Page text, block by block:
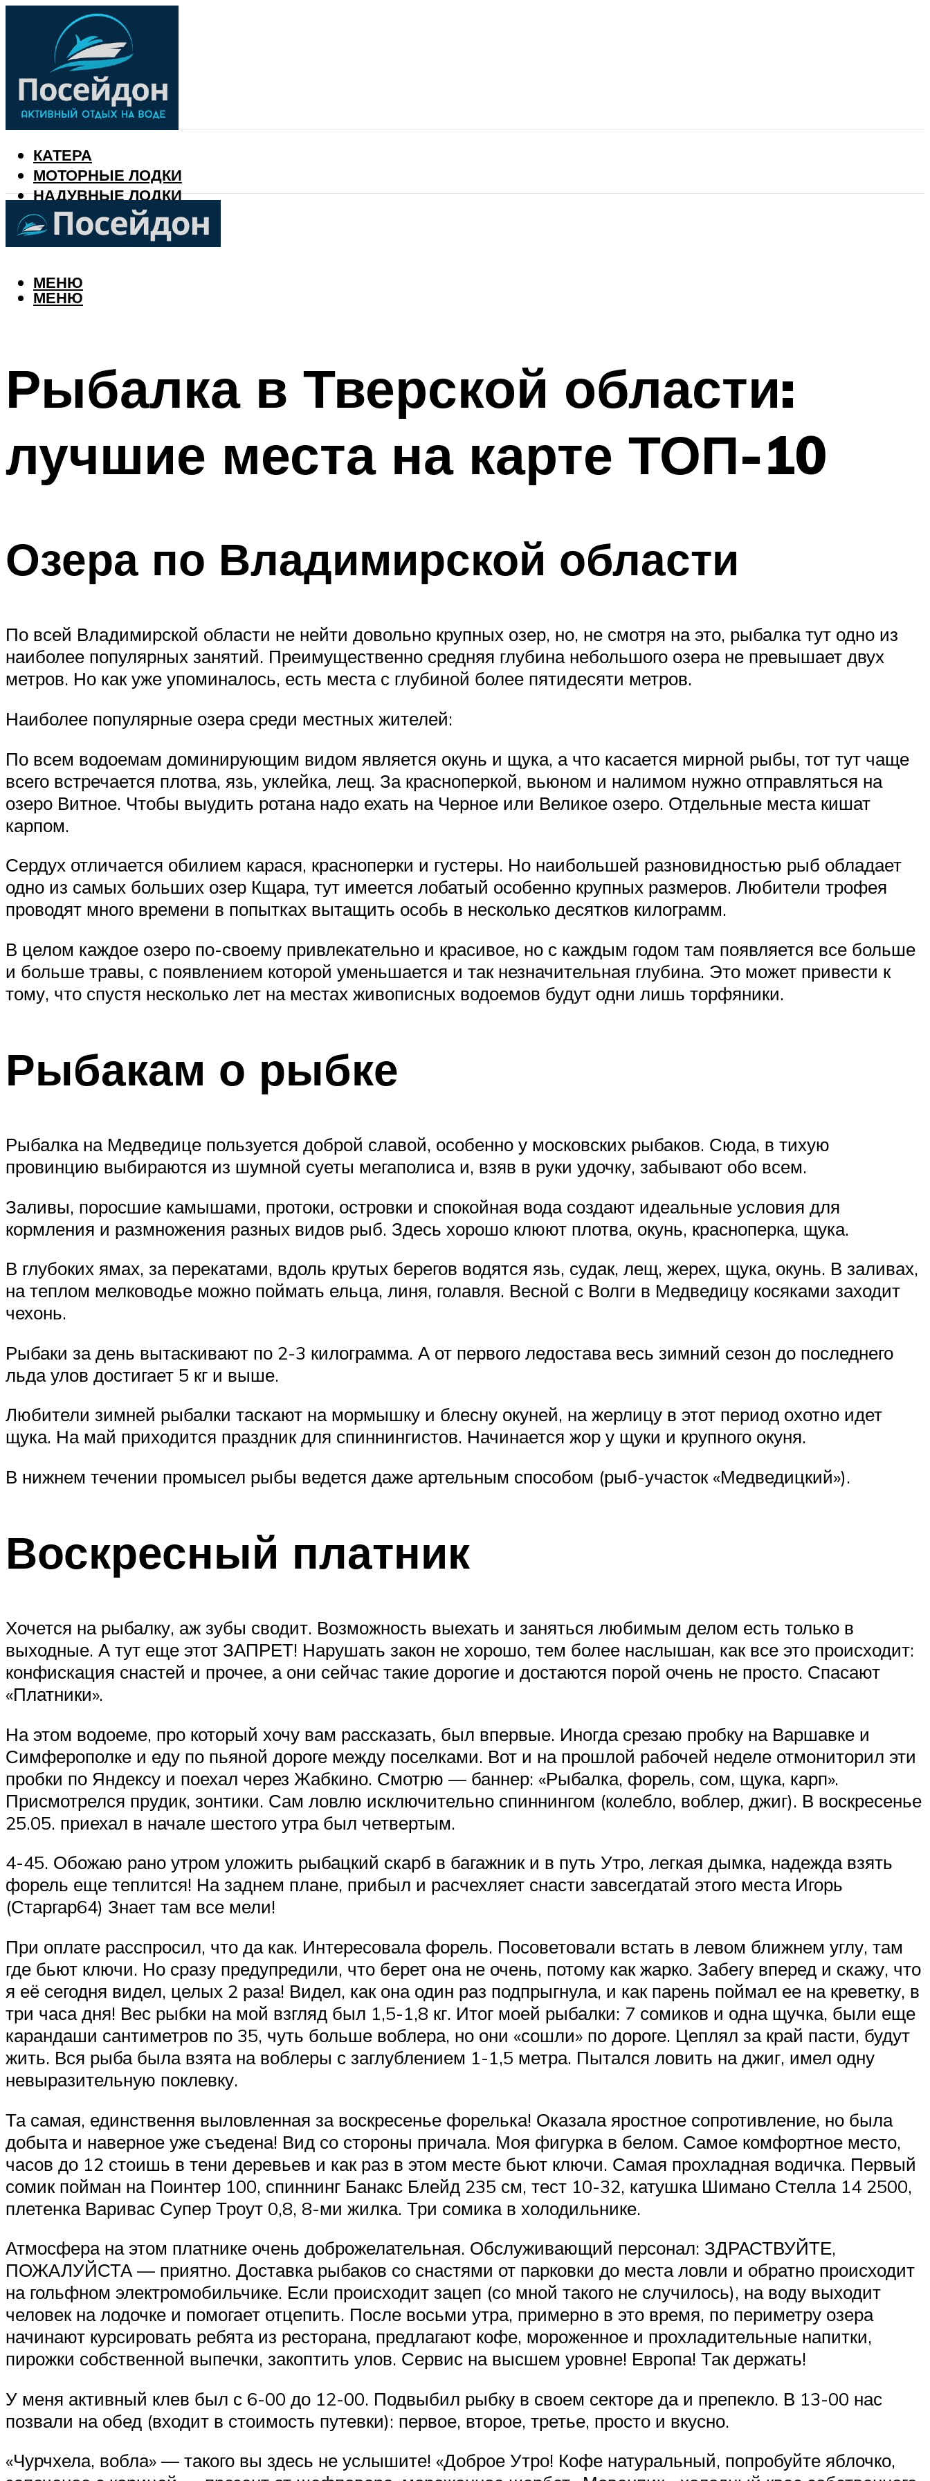
КАТЕРА
МОТОРНЫЕ ЛОДКИ
НАДУВНЫЕ ЛОДКИ
РЫБАЛКА
КАЛЕНДАРЬ РЫБАКА
МЕНЮ
МЕНЮ
Рыбалка в Тверской области:
лучшие места на карте ТОП-10
Озера по Владимирской области
По всей Владимирской области не нейти довольно крупных озер, но, не смотря на это, рыбалка тут одно из
наиболее популярных занятий. Преимущественно средняя глубина небольшого озера не превышает двух
метров. Но как уже упоминалось, есть места с глубиной более пятидесяти метров.
Наиболее популярные озера среди местных жителей:
По всем водоемам доминирующим видом является окунь и щука, а что касается мирной рыбы, тот тут чаще
всего встречается плотва, язь, уклейка, лещ. За красноперкой, вьюном и налимом нужно отправляться на
озеро Витное. Чтобы выудить ротана надо ехать на Черное или Великое озеро. Отдельные места кишат
карпом.
Сердух отличается обилием карася, красноперки и густеры. Но наибольшей разновидностью рыб обладает
одно из самых больших озер Кщара, тут имеется лобатый особенно крупных размеров. Любители трофея
проводят много времени в попытках вытащить особь в несколько десятков килограмм.
В целом каждое озеро по-своему привлекательно и красивое, но с каждым годом там появляется все больше
и больше травы, с появлением которой уменьшается и так незначительная глубина. Это может привести к
тому, что спустя несколько лет на местах живописных водоемов будут одни лишь торфяники.
Рыбакам о рыбке
Рыбалка на Медведице пользуется доброй славой, особенно у московских рыбаков. Сюда, в тихую
провинцию выбираются из шумной суеты мегаполиса и, взяв в руки удочку, забывают обо всем.
Заливы, поросшие камышами, протоки, островки и спокойная вода создают идеальные условия для
кормления и размножения разных видов рыб. Здесь хорошо клюют плотва, окунь, красноперка, щука.
В глубоких ямах, за перекатами, вдоль крутых берегов водятся язь, судак, лещ, жерех, щука, окунь. В заливах,
на теплом мелководье можно поймать ельца, линя, голавля. Весной с Волги в Медведицу косяками заходит
чехонь.
Рыбаки за день вытаскивают по 2-3 килограмма. А от первого ледостава весь зимний сезон до последнего
льда улов достигает 5 кг и выше.
Любители зимней рыбалки таскают на мормышку и блесну окуней, на жерлицу в этот период охотно идет
щука. На май приходится праздник для спиннингистов. Начинается жор у щуки и крупного окуня.
В нижнем течении промысел рыбы ведется даже артельным способом (рыб-участок «Медведицкий»).
Воскресный платник
Хочется на рыбалку, аж зубы сводит. Возможность выехать и заняться любимым делом есть только в
выходные. А тут еще этот ЗАПРЕТ! Нарушать закон не хорошо, тем более наслышан, как все это происходит:
конфискация снастей и прочее, а они сейчас такие дорогие и достаются порой очень не просто. Спасают
«Платники».
На этом водоеме, про который хочу вам рассказать, был впервые. Иногда срезаю пробку на Варшавке и
Симферополке и еду по пьяной дороге между поселками. Вот и на прошлой рабочей неделе отмониторил эти
пробки по Яндексу и поехал через Жабкино. Смотрю — баннер: «Рыбалка, форель, сом, щука, карп».
Присмотрелся прудик, зонтики. Сам ловлю исключительно спиннингом (колебло, воблер, джиг). В воскресенье
25.05. приехал в начале шестого утра был четвертым.
4-45. Обожаю рано утром уложить рыбацкий скарб в багажник и в путь Утро, легкая дымка, надежда взять
форель еще теплится! На заднем плане, прибыл и расчехляет снасти завсегдатай этого места Игорь
(Старгар64) Знает там все мели!
При оплате расспросил, что да как. Интересовала форель. Посоветовали встать в левом ближнем углу, там
где бьют ключи. Но сразу предупредили, что берет она не очень, потому как жарко. Забегу вперед и скажу, что
я её сегодня видел, целых 2 раза! Видел, как она один раз подпрыгнула, и как парень поймал ее на креветку, в
три часа дня! Вес рыбки на мой взгляд был 1,5-1,8 кг. Итог моей рыбалки: 7 сомиков и одна щучка, были еще
карандаши сантиметров по 35, чуть больше воблера, но они «сошли» по дороге. Цеплял за край пасти, будут
жить. Вся рыба была взята на воблеры с заглублением 1-1,5 метра. Пытался ловить на джиг, имел одну
невыразительную поклевку.
Та самая, единствення выловленная за воскресенье форелька! Оказала яростное сопротивление, но была
добыта и наверное уже съедена! Вид со стороны причала. Моя фигурка в белом. Самое комфортное место,
часов до 12 стоишь в тени деревьев и как раз в этом месте бьют ключи. Самая прохладная водичка. Первый
сомик пойман на Поинтер 100, спиннинг Банакс Блейд 235 см, тест 10-32, катушка Шимано Стелла 14 2500,
плетенка Варивас Супер Троут 0,8, 8-ми жилка. Три сомика в холодильнике.
Атмосфера на этом платнике очень доброжелательная. Обслуживающий персонал: ЗДРАСТВУЙТЕ,
ПОЖАЛУЙСТА — приятно. Доставка рыбаков со снастями от парковки до места ловли и обратно происходит
на гольфном электромобильчике. Если происходит зацеп (со мной такого не случилось), на воду выходит
человек на лодочке и помогает отцепить. После восьми утра, примерно в это время, по периметру озера
начинают курсировать ребята из ресторана, предлагают кофе, мороженное и прохладительные напитки,
пирожки собственной выпечки, закоптить улов. Сервис на высшем уровне! Европа! Так держать!
У меня активный клев был с 6-00 до 12-00. Подвыбил рыбку в своем секторе да и препекло. В 13-00 нас
позвали на обед (входит в стоимость путевки): первое, второе, третье, просто и вкусно.
«Чурчхела, вобла» — такого вы здесь не услышите! «Доброе Утро! Кофе натуральный, попробуйте яблочко,